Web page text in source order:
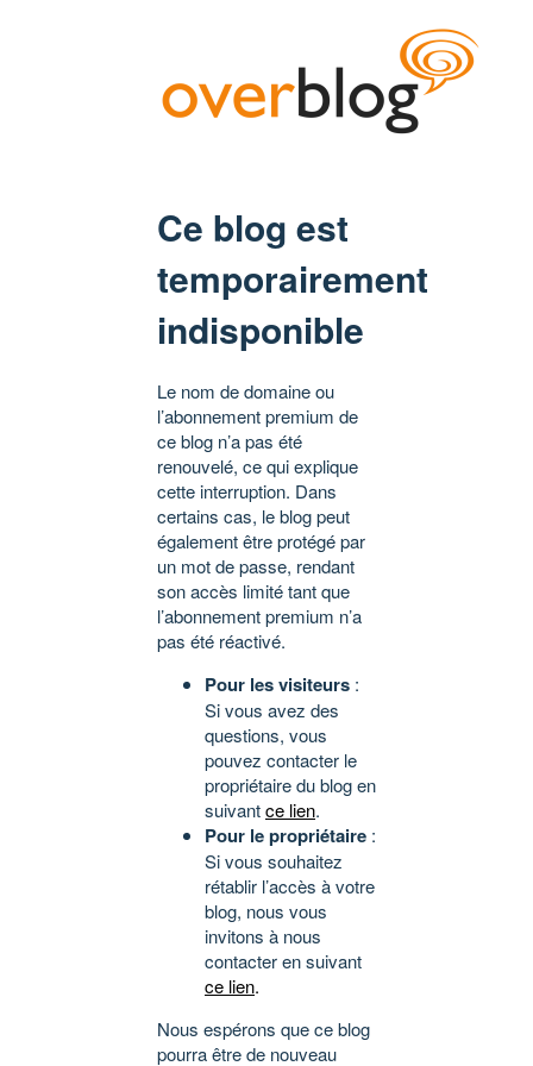
Ce blog est
temporairement
indisponible
Le nom de domaine ou
l’abonnement premium de
ce blog n’a pas été
renouvelé, ce qui explique
cette interruption. Dans
certains cas, le blog peut
également être protégé par
un mot de passe, rendant
son accès limité tant que
l’abonnement premium n’a
pas été réactivé.
Pour les visiteurs :
Si vous avez des
questions, vous
pouvez contacter le
propriétaire du blog en
suivantce lien.
Pour le propriétaire :
Si vous souhaitez
rétablir l’accès à votre
blog, nous vous
invitons à nous
contacter en suivant
ce lien.
Nous espérons que ce blog
pourra être de nouveau